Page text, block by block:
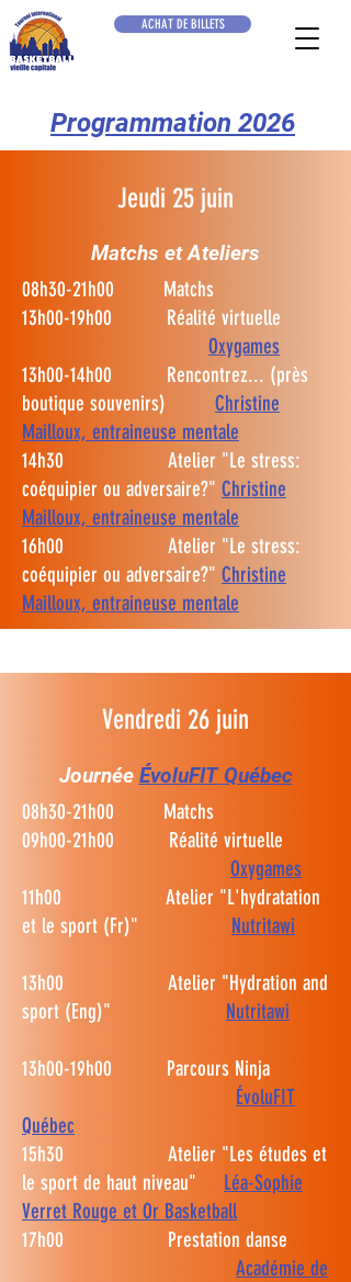
ACHAT DE BILLETS
Programmation 2026
Jeudi 25 juin
Matchs et Ateliers
08h30-21h00 Matchs
13h00-19h00 Réalité virtuelle
Oxygames
13h00-14h00 Rencontrez... (près
boutique souvenirs) Christine
Mailloux, entraineuse mentale
14h30 Atelier "Le stress:
coéquipier ou adversaire?" Christine
Mailloux, entraineuse mentale
16h00 Atelier "Le stress:
coéquipier ou adversaire?" Christine
Mailloux, entraineuse mentale
Vendredi 26 juin
Journée ÉvoluFIT Québec
08h30-21h00 Matchs
09h00-21h00 Réalité virtuelle
Oxygames
11h00 Atelier "L'hydratation
et le sport (Fr)" Nutritawi
13h00 Atelier "Hydration and
sport (Eng)" Nutritawi
13h00-19h00 Parcours Ninja
ÉvoluFIT
Québec
15h30 Atelier "Les études et
le sport de haut niveau" Léa-Sophie
Verret Rouge et Or Basketball
17h00 Prestation danse
Académie de